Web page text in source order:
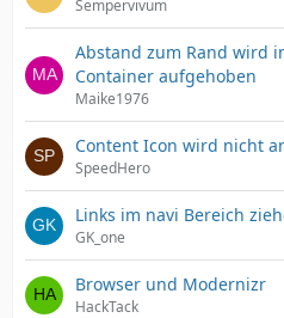
Sempervivum
Abstand zum Rand wird
Container aufgehoben
Maike1976
Content Icon wird nicht
SpeedHero
Links im navi Bereich
GK_one
Browser und Modernizr
HackTack